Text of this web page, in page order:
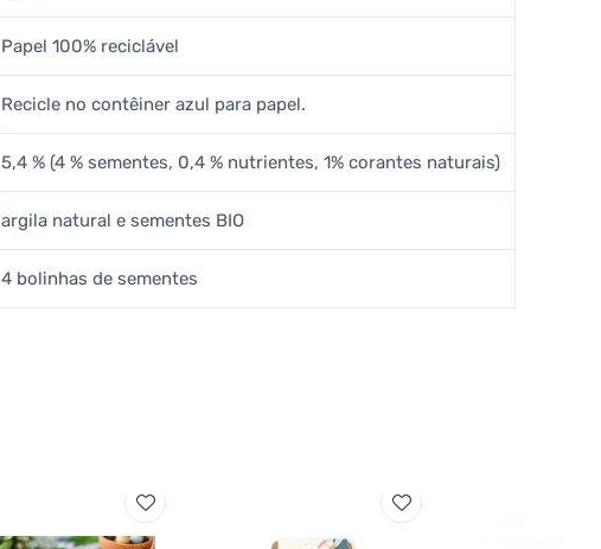
Papel 100% reciclável
Recicle no contêiner azul para papel.
5,4 % (4 % sementes, 0,4 % nutrientes, 1% corantes naturais)
argila natural e sementes BIO
4 bolinhas de sementes